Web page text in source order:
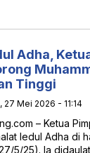
Adha,
Tinggi
27 Mei 2026 - 11:14
– Ketua
Iedul Adha di
5/25). Ia